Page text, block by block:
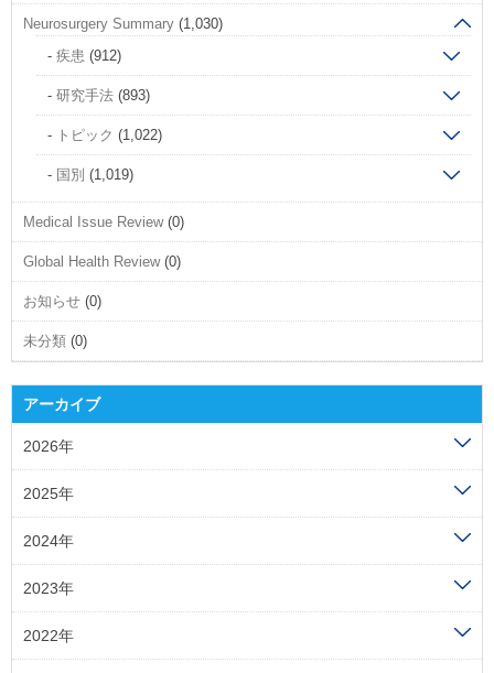
Neurosurgery Summary (1,030)
疾患 (912)
研究手法 (893)
トピック (1,022)
国別 (1,019)
Medical Issue Review(0)
Global Health Review(0)
お知らせ (0)
未分類 (0)
アーカイブ
2026年
2025年
2024年
2023年
2022年